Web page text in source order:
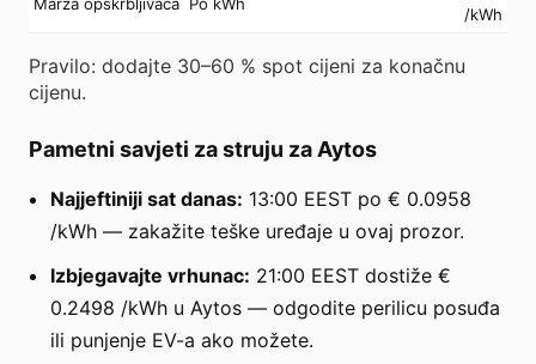
/kWh
Pravilo: dodajte 30–60 % spot cijeni za konačnu
cijenu.
Pametni savjeti za struju za Aytos
Najjeftiniji sat danas: 13:00 EEST po € 0.0958
/kWh — zakažite teške uređaje u ovaj prozor.
Izbjegavajte vrhunac: 21:00 EEST dostiže €
0.2498 /kWh u Aytos — odgodite perilicu posuđa
ili punjenje EV-a ako možete.